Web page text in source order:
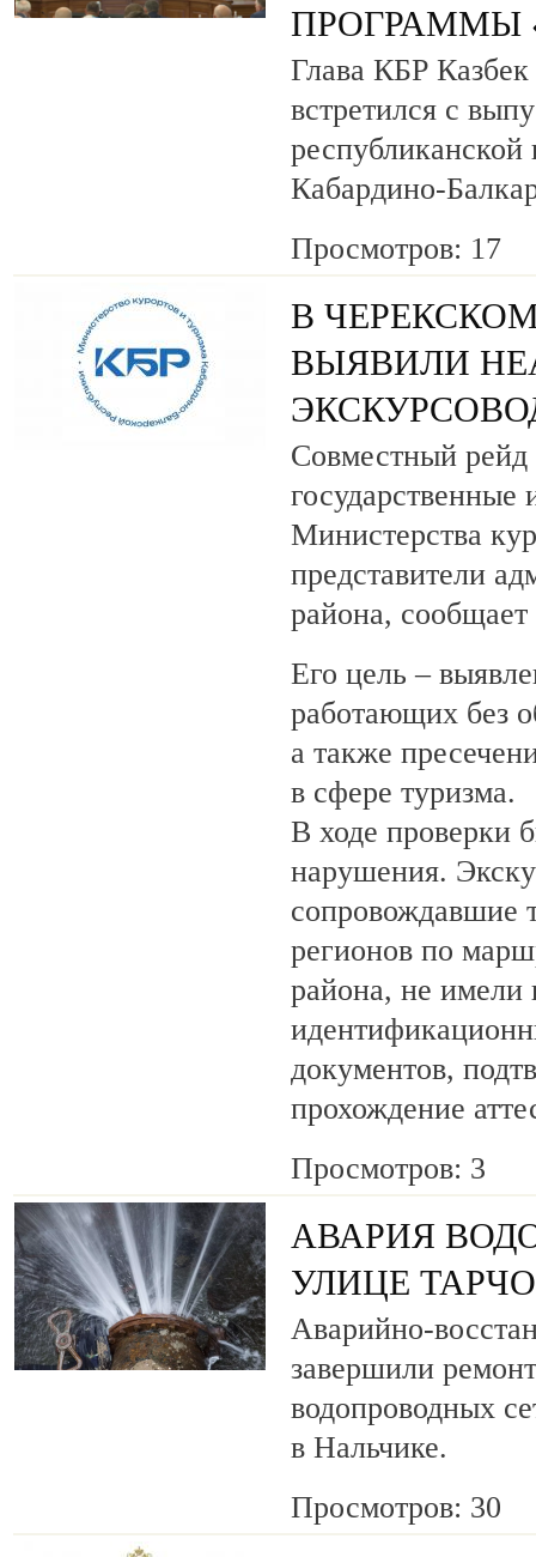
ПРОГРАММЫ
Глава КБР Казбек
встретился с
Кабардино-
Просмотров: 17
В
ВЫЯВИЛИ
Совместный рейд
государственные
Министерства
представители
района,
Его цель –
работающих без
а также
в сфере туризма.
В ходе проверки
нарушения.
сопровождавшие
регионов по
района, не имели
документов,
прохождение
Просмотров: 3
АВАРИЯ
УЛИЦЕ
Аварийно-
завершили
водопроводных
в Нальчике.
Просмотров: 30